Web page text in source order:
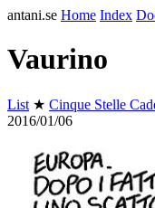
antani.se Home Index
Vaurino
List ★ Cinque Stelle
2016/01/06